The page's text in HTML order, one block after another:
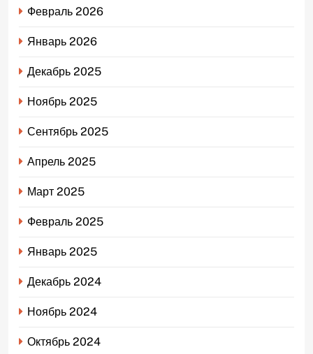
Февраль 2026
Январь 2026
Декабрь 2025
Ноябрь 2025
Сентябрь 2025
Апрель 2025
Март 2025
Февраль 2025
Январь 2025
Декабрь 2024
Ноябрь 2024
Октябрь 2024